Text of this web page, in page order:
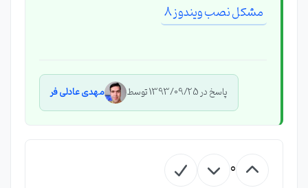
مشکل نصب ویندوز 8
پاسخ در 1393/09/25 توسط مهدی عادلی فر
0